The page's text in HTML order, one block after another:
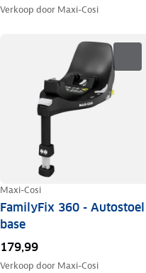
Verkoop door Maxi-Cosi
Maxi-Cosi
FamilyFix 360 - Autostoel
base
179,99
Verkoop door Maxi-Cosi